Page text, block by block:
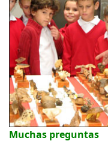
Muchas preguntas